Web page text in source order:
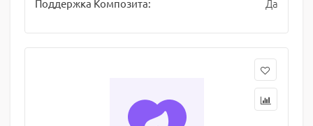
Поддержка Композита: Да